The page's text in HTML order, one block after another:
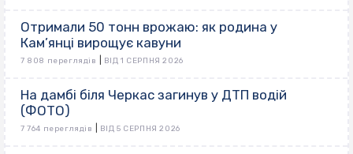
Отримали 50 тонн врожаю: як родина у
Кам’янці вирощує кавуни
7 808 переглядів ВІД 1 СЕРПНЯ 2026
На дамбі біля Черкас загинув у ДТП водій
(ФОТО)
7 764 переглядів ВІД 5 СЕРПНЯ 2026